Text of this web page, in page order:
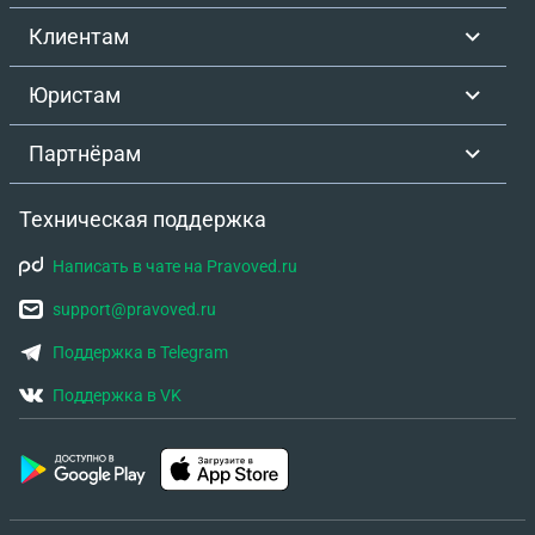
Клиентам
Юристам
Партнёрам
Техническая поддержка
Написать в чате на Pravoved.ru
support@pravoved.ru
Поддержка в Telegram
Поддержка в VK